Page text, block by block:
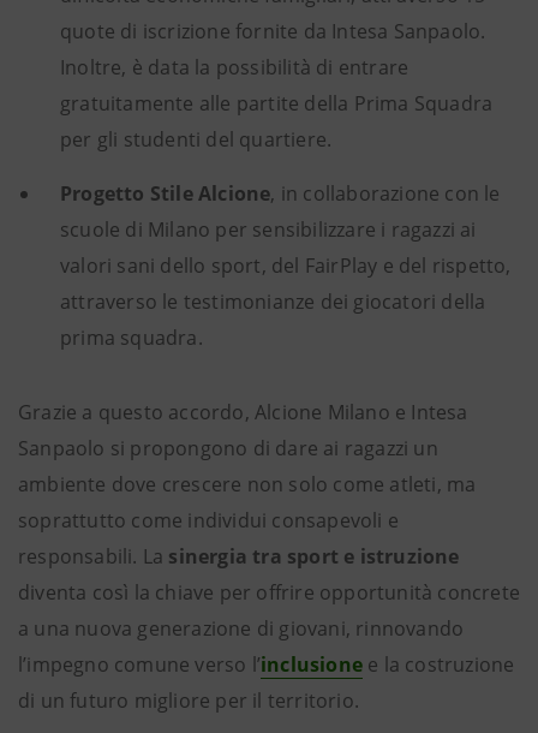
quote di iscrizione fornite da Intesa Sanpaolo.
Inoltre, è data la possibilità di entrare
gratuitamente alle partite della Prima Squadra
per gli studenti del quartiere.
Progetto Stile Alcione, in collaborazione con le
scuole di Milano per sensibilizzare i ragazzi ai
valori sani dello sport, del FairPlay e del rispetto,
attraverso le testimonianze dei giocatori della
prima squadra.
Grazie a questo accordo, Alcione Milano e Intesa
Sanpaolo si propongono di dare ai ragazzi un
ambiente dove crescere non solo come atleti, ma
soprattutto come individui consapevoli e
responsabili. La sinergia tra sport e istruzione
diventa così la chiave per offrire opportunità concrete
a una nuova generazione di giovani, rinnovando
l’impegno comune verso l’inclusione e la costruzione
di un futuro migliore per il territorio.